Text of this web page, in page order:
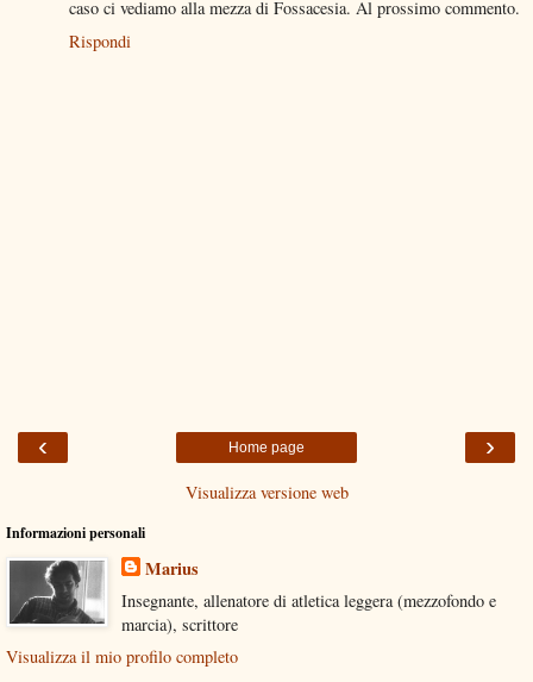
caso ci vediamo alla mezza di Fossacesia. Al prossimo commento.
Rispondi
‹ ›
Home page
Visualizza versione web
Informazioni personali
Marius
Insegnante, allenatore di atletica leggera (mezzofondo e
marcia), scrittore
Visualizza il mio profilo completo